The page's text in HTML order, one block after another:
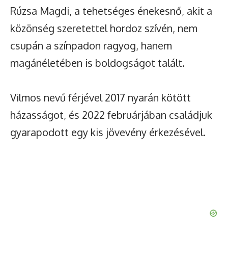
Rúzsa Magdi, a tehetséges énekesnő, akit a
közönség szeretettel hordoz szívén, nem
csupán a színpadon ragyog, hanem
magánéletében is boldogságot talált.
Vilmos nevű férjével 2017 nyarán kötött
házasságot, és 2022 februárjában családjuk
gyarapodott egy kis jövevény érkezésével.